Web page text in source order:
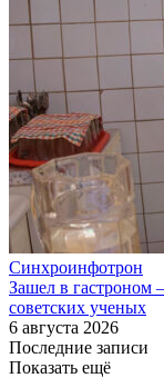
Синхроинфотрон
Зашел в гастроном
советских ученых
6 августа 2026
Последние записи
Показать ещё